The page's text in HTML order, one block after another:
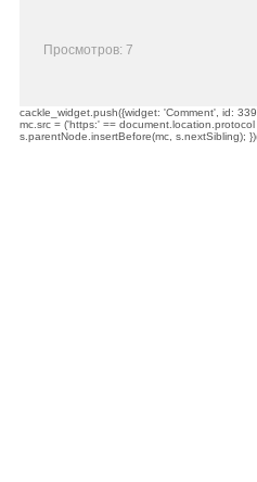
Просмотров: 7
cackle_widget.push({widget: 'Comment', id:
mc.src = ('https:' ==
s.parentNode.insertBefore(mc, s.nextSibling);